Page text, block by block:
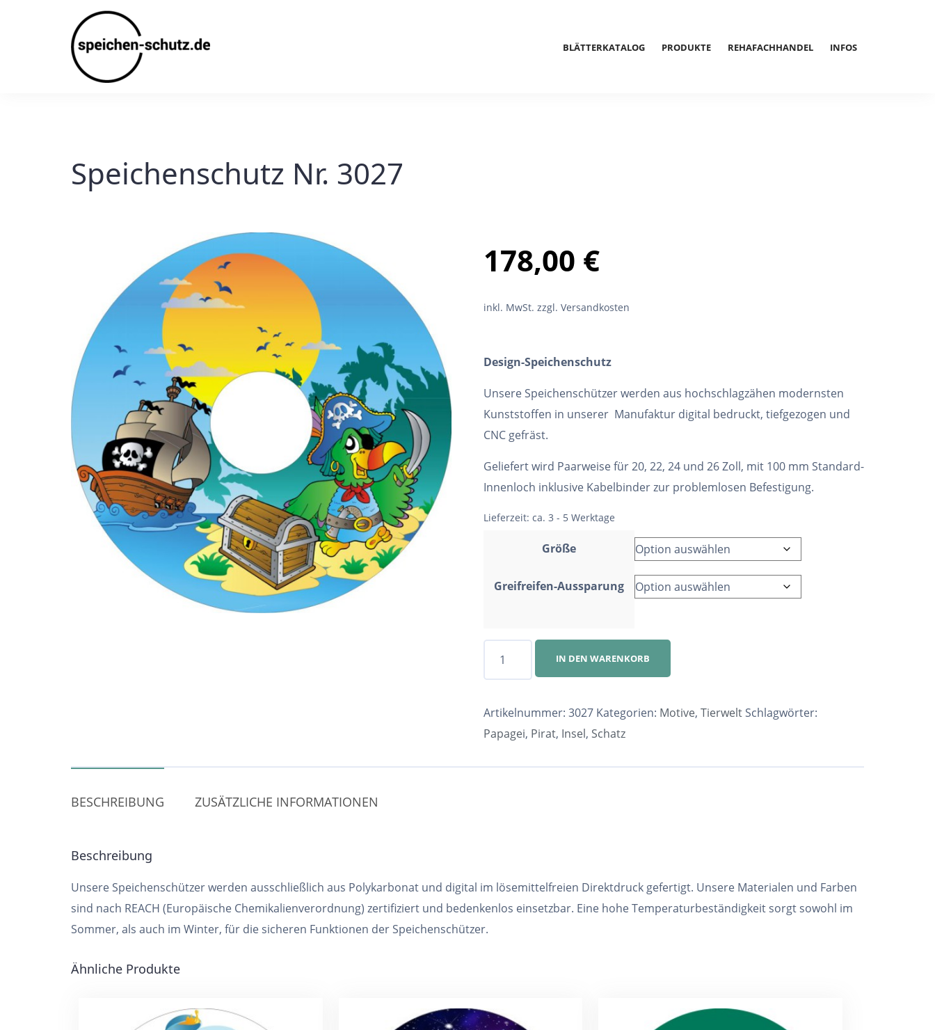
BLÄTTERKATALOG PRODUKTE REHAFACHHANDEL INFOS
Speichenschutz Nr. 3027
178,00 €
inkl. MwSt. zzgl. Versandkosten
Design-Speichenschutz
Unsere Speichenschützer werden aus hochschlagzähen modernsten
Kunststoffen in unserer Manufaktur digital bedruckt, tiefgezogen und
CNC gefräst.
Geliefert wird Paarweise für 20, 22, 24 und 26 Zoll, mit 100 mm Standard-
Innenloch inklusive Kabelbinder zur problemlosen Befestigung.
Lieferzeit: ca. 3 - 5 Werktage
Größe
Greifreifen-Aussparung
Menge
IN DEN WARENKORB
Artikelnummer: 3027 Kategorien: Motive, TierweltSchlagwörter:
Papagei, Pirat, Insel, Schatz
BESCHREIBUNG ZUSÄTZLICHE INFORMATIONEN
Beschreibung
Unsere Speichenschützer werden ausschließlich aus Polykarbonat und digital im lösemittelfreien Direktdruck gefertigt. Unsere Materialen und Farben
sind nach REACH (Europäische Chemikalienverordnung) zertifiziert und bedenkenlos einsetzbar. Eine hohe Temperaturbeständigkeit sorgt sowohl im
Sommer, als auch im Winter, für die sicheren Funktionen der Speichenschützer.
Ähnliche Produkte